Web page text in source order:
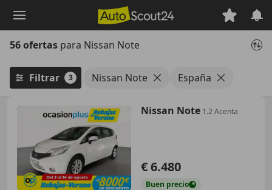
principal
56 ofertas para Nissan Note
Filtrar 3 Nissan Note España
Nissan Note 1.2 Acenta
€ 6.480
Buen precio